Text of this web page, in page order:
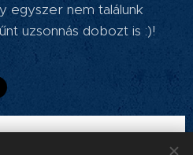
egyszer nem találunk
uzsonnás dobozt is :)!